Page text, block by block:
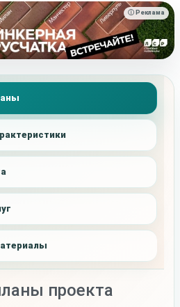
ⓘ Реклама
проекта